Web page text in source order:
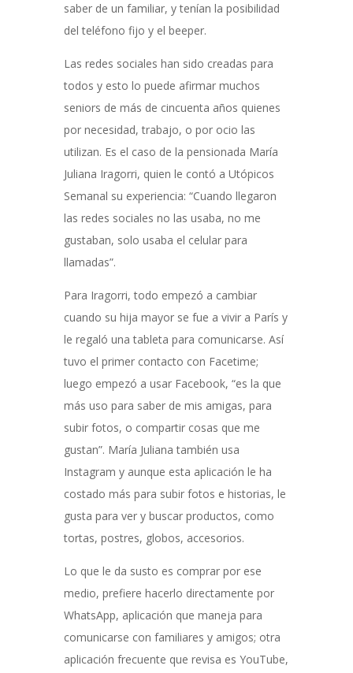
saber de un familiar, y tenían la posibilidad
del teléfono fijo y el beeper.
Las redes sociales han sido creadas para
todos y esto lo puede afirmar muchos
seniors de más de cincuenta años quienes
por necesidad, trabajo, o por ocio las
utilizan. Es el caso de la pensionada María
Juliana Iragorri, quien le contó a Utópicos
Semanal su experiencia: “Cuando llegaron
las redes sociales no las usaba, no me
gustaban, solo usaba el celular para
llamadas”.
Para Iragorri, todo empezó a cambiar
cuando su hija mayor se fue a vivir a París y
le regaló una tableta para comunicarse. Así
tuvo el primer contacto con Facetime;
luego empezó a usar Facebook, “es la que
más uso para saber de mis amigas, para
subir fotos, o compartir cosas que me
gustan”. María Juliana también usa
Instagram y aunque esta aplicación le ha
costado más para subir fotos e historias, le
gusta para ver y buscar productos, como
tortas, postres, globos, accesorios.
Lo que le da susto es comprar por ese
medio, prefiere hacerlo directamente por
WhatsApp, aplicación que maneja para
comunicarse con familiares y amigos; otra
aplicación frecuente que revisa es YouTube,